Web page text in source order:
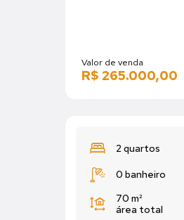
Valor de venda
R$ 265.000,00
2 quartos
0 banheiro
70 m²
área total